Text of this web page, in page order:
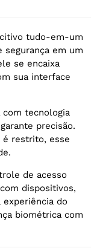
tudo-em-um
em um
se encaixa
sua interface
com tecnologia
precisão.
é restrito, esse
de acesso
dispositivos,
do
biométrica com